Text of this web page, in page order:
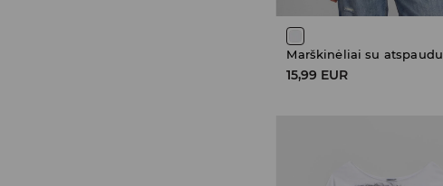
Marškinėliai su atspaudu
15,99 EUR